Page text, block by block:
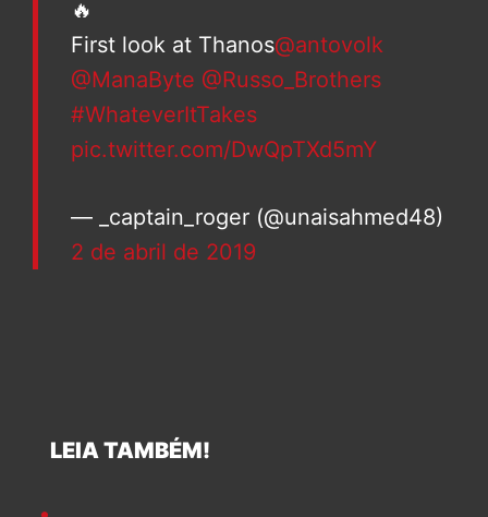
🔥
First look at Thanos@antovolk
@ManaByte @Russo_Brothers
#WhateverItTakes
pic.twitter.com/DwQpTXd5mY
— _captain_roger (@unaisahmed48)
2 de abril de 2019
LEIA TAMBÉM!